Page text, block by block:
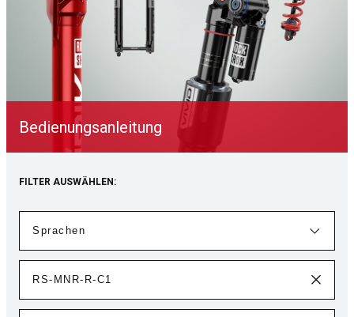
Bedienungsanleitung
FILTER AUSWÄHLEN: